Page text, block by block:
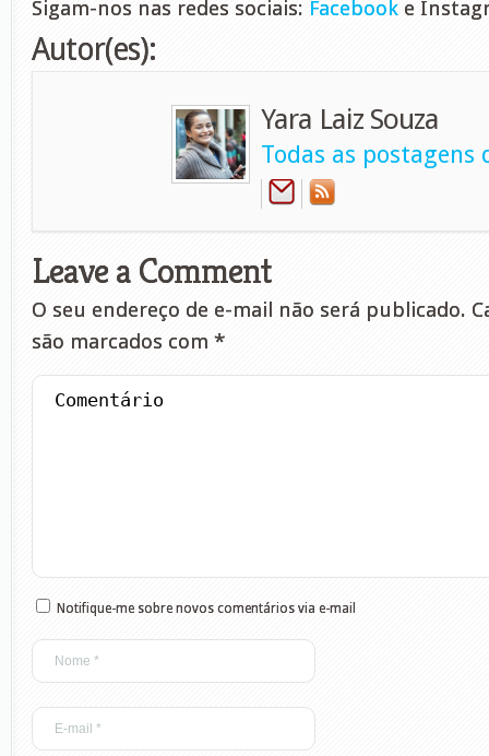
Sigam-nos nas redes sociais: Facebook e
Autor(es):
Yara Laiz Souza
Todas as postagens
Leave a Comment
O seu endereço de e-mail não será publicado.
são marcados com *
Notifique-me sobre novos comentários via e-mail